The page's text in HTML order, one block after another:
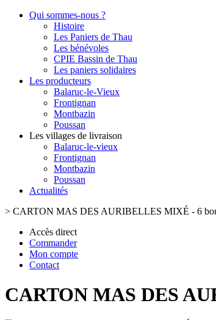
Qui sommes-nous ?
Histoire
Les Paniers de Thau
Les bénévoles
CPIE Bassin de Thau
Les paniers solidaires
Les producteurs
Balaruc-le-Vieux
Frontignan
Montbazin
Poussan
Les villages de livraison
Balaruc-le-vieux
Frontignan
Montbazin
Poussan
Actualités
> CARTON MAS DES AURIBELLES MIXÉ - 6
Accès direct
Commander
Mon compte
Contact
CARTON MAS DES